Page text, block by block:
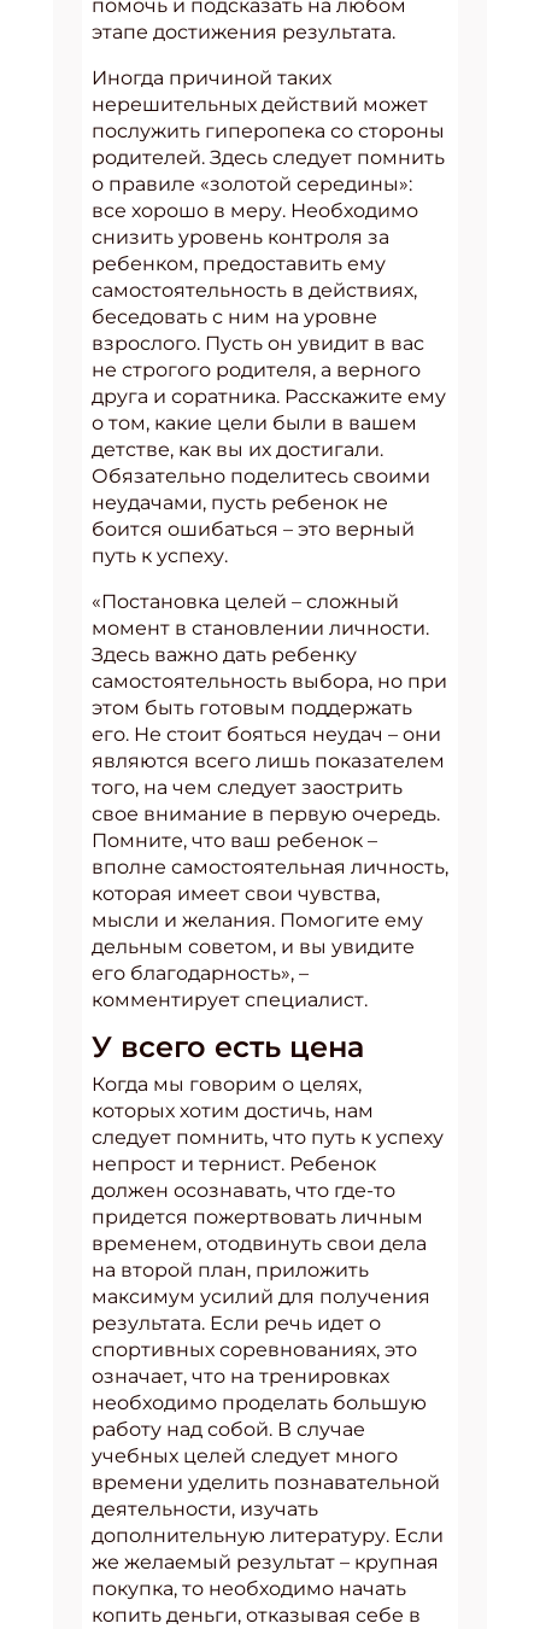
помочь и подсказать на любом
этапе достижения результата.
Иногда причиной таких
нерешительных действий может
послужить гиперопека со стороны
родителей. Здесь следует помнить
о правиле «золотой середины»:
все хорошо в меру. Необходимо
снизить уровень контроля за
ребенком, предоставить ему
самостоятельность в действиях,
беседовать с ним на уровне
взрослого. Пусть он увидит в вас
не строгого родителя, а верного
друга и соратника. Расскажите ему
о том, какие цели были в вашем
детстве, как вы их достигали.
Обязательно поделитесь своими
неудачами, пусть ребенок не
боится ошибаться – это верный
путь к успеху.
«Постановка целей – сложный
момент в становлении личности.
Здесь важно дать ребенку
самостоятельность выбора, но при
этом быть готовым поддержать
его. Не стоит бояться неудач – они
являются всего лишь показателем
того, на чем следует заострить
свое внимание в первую очередь.
Помните, что ваш ребенок –
вполне самостоятельная личность,
которая имеет свои чувства,
мысли и желания. Помогите ему
дельным советом, и вы увидите
его благодарность», –
комментирует специалист.
У всего есть цена
Когда мы говорим о целях,
которых хотим достичь, нам
следует помнить, что путь к успеху
непрост и тернист. Ребенок
должен осознавать, что где-то
придется пожертвовать личным
временем, отодвинуть свои дела
на второй план, приложить
максимум усилий для получения
результата. Если речь идет о
спортивных соревнованиях, это
означает, что на тренировках
необходимо проделать большую
работу над собой. В случае
учебных целей следует много
времени уделить познавательной
деятельности, изучать
дополнительную литературу. Если
же желаемый результат – крупная
покупка, то необходимо начать
копить деньги, отказывая себе в